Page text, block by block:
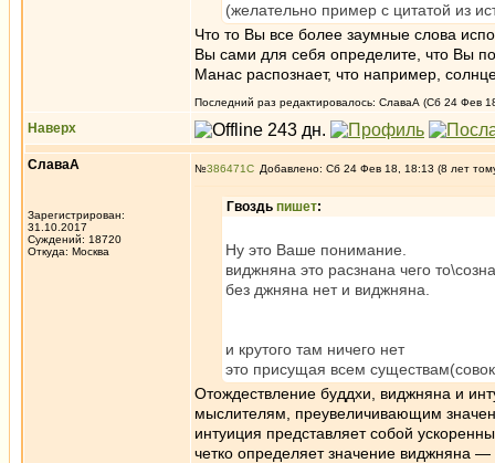
(желательно пример с цитатой из
Что то Вы все более заумные слова
Вы сами для себя определите, что Вы
Манас распознает, что например,
Последний раз редактировалось: СлаваА (Сб 24 Фев
Наверх
СлаваА
Зарегистрирован:
31.10.2017
Суждений: 18720
Откуда: Москва
№386471 Добавлено: Сб 24 Фев 18, 18:13 (8 лет
Гвоздь пишет:
Ну это Ваше понимание.
виджняна это расзнана чего
без джняна нет и виджняна.
и крутого там ничего нет
это присущая всем
Отождествление буддхи, виджняна и
мыслителям, преувеличивающим
интуиция представляет собой
четко определяет значение виджняна